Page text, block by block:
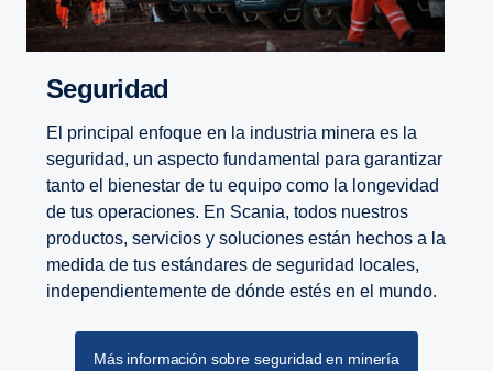
Seguridad
El principal enfoque en la industria minera es la
seguridad, un aspecto fundamental para garantizar
tanto el bienestar de tu equipo como la longevidad
de tus operaciones. En Scania, todos nuestros
productos, servicios y soluciones están hechos a la
medida de tus estándares de seguridad locales,
independientemente de dónde estés en el mundo.
Más información sobre seguridad en minería